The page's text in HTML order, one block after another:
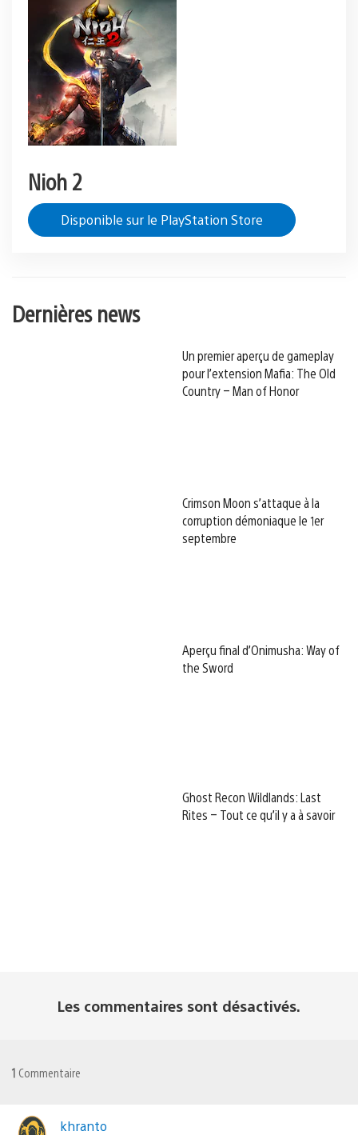
Nioh 2
Disponible sur le PlayStation Store
Dernières news
Un premier aperçu de gameplay
pour l’extension Mafia: The Old
Country – Man of Honor
Crimson Moon s’attaque à la
corruption démoniaque le 1er
septembre
Aperçu final d’Onimusha: Way of
the Sword
Ghost Recon Wildlands: Last
Rites – Tout ce qu’il y a à savoir
Les commentaires sont désactivés.
1 Commentaire
khranto